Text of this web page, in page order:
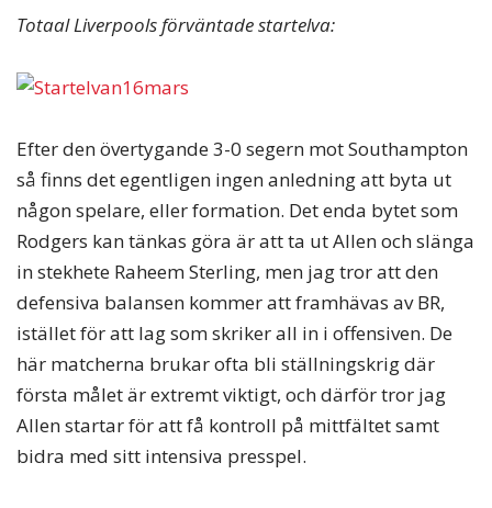
Totaal Liverpools förväntade startelva:
Efter den övertygande 3-0 segern mot Southampton
så finns det egentligen ingen anledning att byta ut
någon spelare, eller formation. Det enda bytet som
Rodgers kan tänkas göra är att ta ut Allen och slänga
in stekhete Raheem Sterling, men jag tror att den
defensiva balansen kommer att framhävas av BR,
istället för att lag som skriker all in i offensiven. De
här matcherna brukar ofta bli ställningskrig där
första målet är extremt viktigt, och därför tror jag
Allen startar för att få kontroll på mittfältet samt
bidra med sitt intensiva presspel.